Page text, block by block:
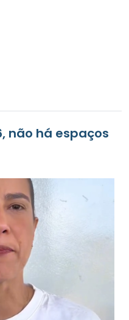
não há espaços